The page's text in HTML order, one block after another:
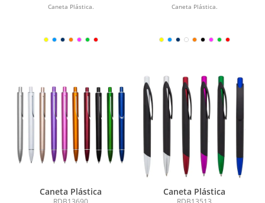
Caneta Plástica. Caneta Plástica.
Caneta Plástica Caneta Plástica